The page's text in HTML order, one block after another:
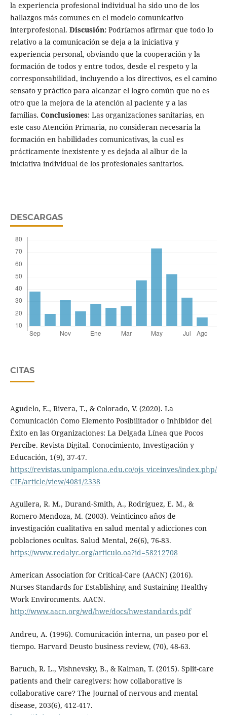
la experiencia profesional individual ha sido uno de los
hallazgos más comunes en el modelo comunicativo
interprofesional. Discusión: Podríamos afirmar que todo lo
relativo a la comunicación se deja a la iniciativa y
experiencia personal, obviando que la cooperación y la
formación de todos y entre todos, desde el respeto y la
corresponsabilidad, incluyendo a los directivos, es el camino
sensato y práctico para alcanzar el logro común que no es
otro que la mejora de la atención al paciente y a las
familias. Conclusiones: Las organizaciones sanitarias, en
este caso Atención Primaria, no consideran necesaria la
formación en habilidades comunicativas, la cual es
prácticamente inexistente y es dejada al albur de la
iniciativa individual de los profesionales sanitarios.
DESCARGAS
CITAS
Agudelo, E., Rivera, T., & Colorado, V. (2020). La
Comunicación Como Elemento Posibilitador o Inhibidor del
Éxito en las Organizaciones: La Delgada Línea que Pocos
Percibe. Revista Digital. Conocimiento, Investigación y
Educación, 1(9), 37-47.
https://revistas.unipamplona.edu.co/ojs_viceinves/index.php/
CIE/article/view/4081/2338
Aguilera, R. M., Durand-Smith, A., Rodríguez, E. M., &
Romero-Mendoza, M. (2003). Veinticinco años de
investigación cualitativa en salud mental y adicciones con
poblaciones ocultas. Salud Mental, 26(6), 76-83.
https://www.redalyc.org/articulo.oa?id=58212708
American Association for Critical-Care (AACN) (2016).
Nurses Standards for Establishing and Sustaining Healthy
Work Environments. AACN.
http://www.aacn.org/wd/hwe/docs/hwestandards.pdf
Andreu, A. (1996). Comunicación interna, un paseo por el
tiempo. Harvard Deusto business review, (70), 48-63.
Baruch, R. L., Vishnevsky, B., & Kalman, T. (2015). Split-care
patients and their caregivers: how collaborative is
collaborative care? The Journal of nervous and mental
disease, 203(6), 412-417.